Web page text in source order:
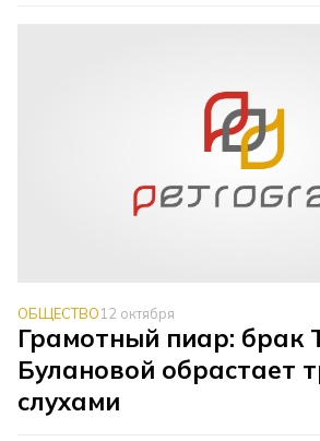
ОБЩЕСТВО12 октября
Грамотный пиар: брак
Булановой обрастает
слухами